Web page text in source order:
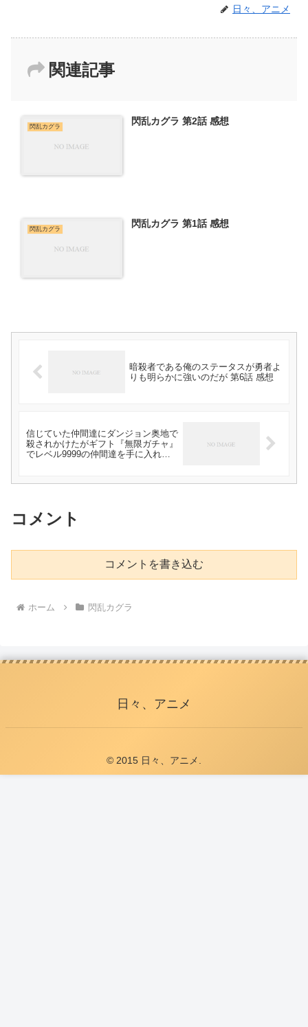
日々、アニメ
関連記事
閃乱カグラ 閃乱カグラ 第2話 感想
閃乱カグラ 閃乱カグラ 第1話 感想
暗殺者である俺のステータスが勇者よ
りも明らかに強いのだが 第6話 感想
信じていた仲間達にダンジョン奥地で
殺されかけたがギフト『無限ガチャ』
でレベル9999の仲間達を手に入れて
コメント
コメントを書き込む
ホーム 閃乱カグラ
日々、アニメ
© 2015 日々、アニメ.